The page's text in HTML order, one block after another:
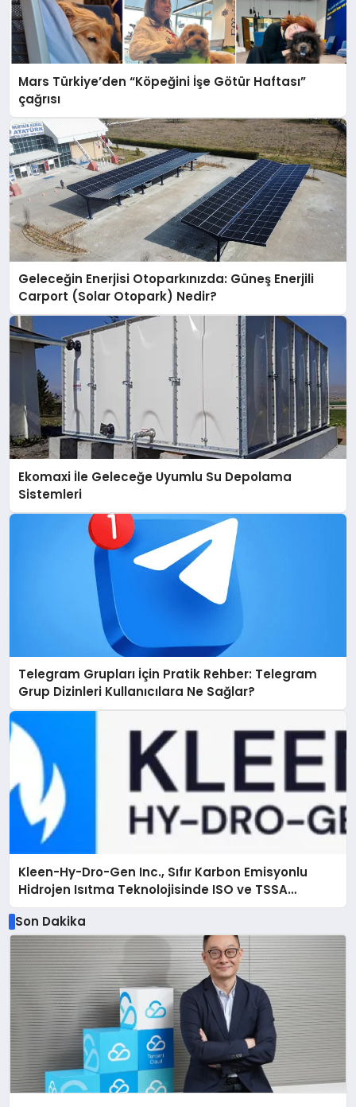
Mars Türkiye’den “Köpeğini İşe Götür Haftası”
çağrısı
Geleceğin Enerjisi Otoparkınızda: Güneş Enerjili
Carport (Solar Otopark) Nedir?
Ekomaxi İle Geleceğe Uyumlu Su Depolama
Sistemleri
Telegram Grupları İçin Pratik Rehber: Telegram
Grup Dizinleri Kullanıcılara Ne Sağlar?
Kleen-Hy-Dro-Gen Inc., Sıfır Karbon Emisyonlu
Hidrojen Isıtma Teknolojisinde ISO ve TSSA
Düzenleyici Onaylarını Aldı
Son Dakika